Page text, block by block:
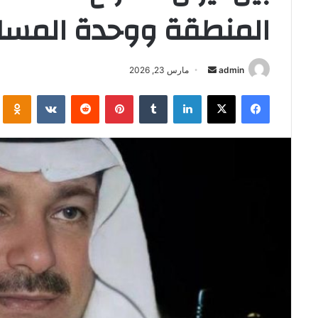
المنطقة ووحدة
admin
أرسل
إلكترونيا
مارس 23, 2026
فيسبوك ‫X لينكدإن بينتيريست